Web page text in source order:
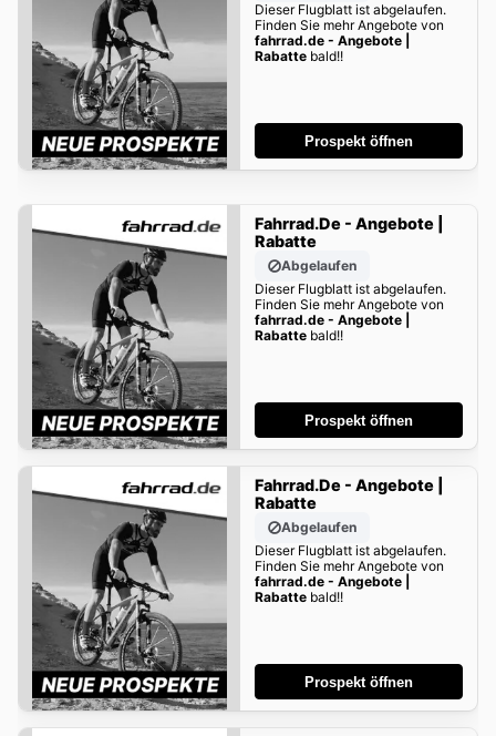
Dieser Flugblatt ist abgelaufen.
Finden Sie mehr Angebote von
fahrrad.de - Angebote |
Rabattebald!!
Prospekt öffnen
Fahrrad.de - Angebote |
Rabatte
Abgelaufen
Dieser Flugblatt ist abgelaufen.
Finden Sie mehr Angebote von
fahrrad.de - Angebote |
Rabattebald!!
Prospekt öffnen
Fahrrad.de - Angebote |
Rabatte
Abgelaufen
Dieser Flugblatt ist abgelaufen.
Finden Sie mehr Angebote von
fahrrad.de - Angebote |
Rabattebald!!
Prospekt öffnen